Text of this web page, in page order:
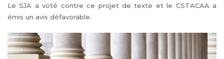
Le SJA a voté contre ce projet de texte et le CSTACAA a
émis un avis défavorable.